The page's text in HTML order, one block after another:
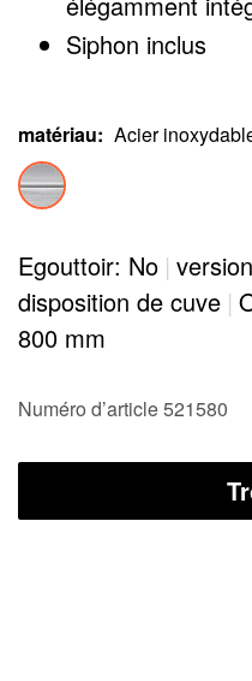
Siphon inclus
matériau: Acier
Egouttoir: No |
disposition de cuve |
800 mm
Numéro d’article 521580